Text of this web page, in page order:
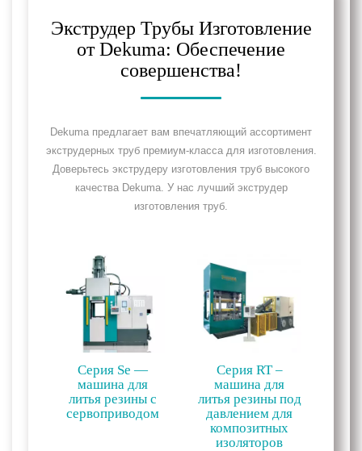
Экструдер Трубы Изготовление
от Dekuma: Обеспечение
совершенства!
Dekuma предлагает вам впечатляющий ассортимент
экструдерных труб премиум-класса для изготовления.
Доверьтесь экструдеру изготовления труб высокого
качества Dekuma. У нас лучший экструдер
изготовления труб.
Серия Se —
машина для
литья резины с
сервоприводом
Серия RT –
машина для
литья резины под
давлением для
композитных
изоляторов